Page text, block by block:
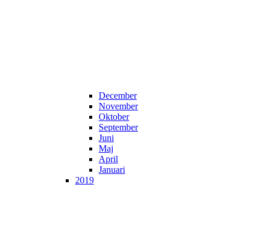
December
November
Oktober
September
Juni
Maj
April
Januari
2019